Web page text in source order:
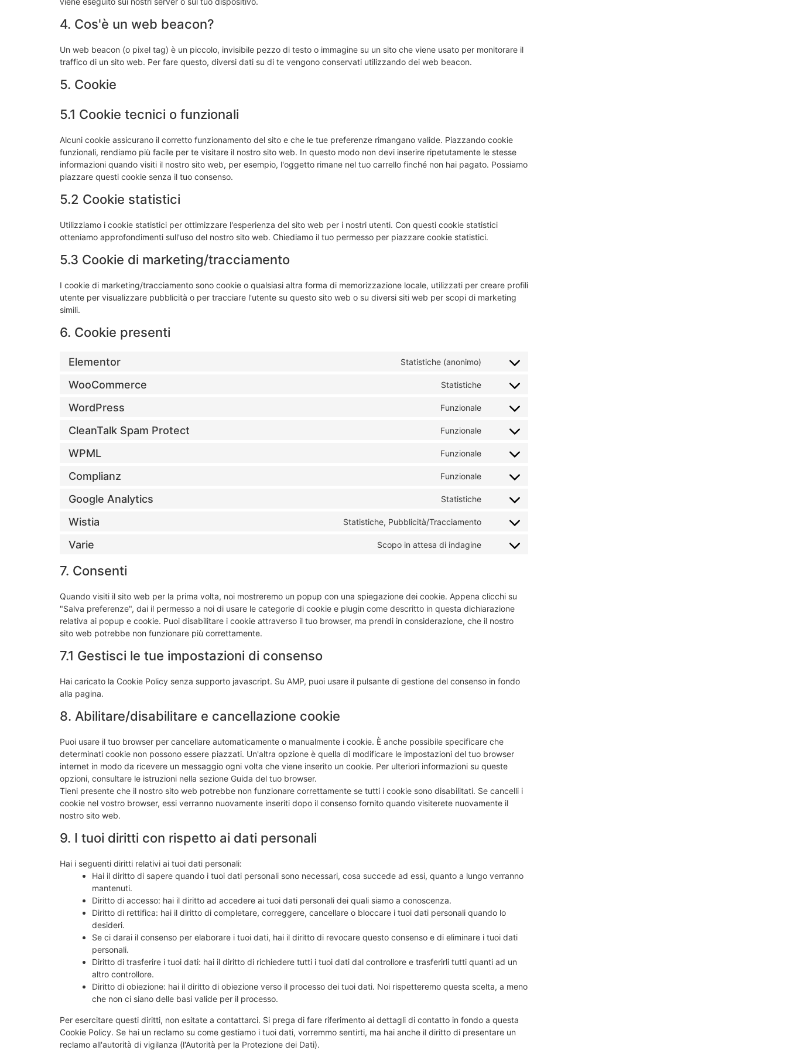
4. Cos'è un web beacon?
Un web beacon (o pixel tag) è un piccolo, invisibile pezzo di testo o immagine su un sito che viene usato per monitorare il
traffico di un sito web. Per fare questo, diversi dati su di te vengono conservati utilizzando dei web beacon.
5. Cookie
5.1 Cookie tecnici o funzionali
Alcuni cookie assicurano il corretto funzionamento del sito e che le tue preferenze rimangano valide. Piazzando cookie
funzionali, rendiamo più facile per te visitare il nostro sito web. In questo modo non devi inserire ripetutamente le stesse
informazioni quando visiti il nostro sito web, per esempio, l'oggetto rimane nel tuo carrello finché non hai pagato. Possiamo
piazzare questi cookie senza il tuo consenso.
5.2 Cookie statistici
Utilizziamo i cookie statistici per ottimizzare l'esperienza del sito web per i nostri utenti. Con questi cookie statistici
otteniamo approfondimenti sull'uso del nostro sito web. Chiediamo il tuo permesso per piazzare cookie statistici.
5.3 Cookie di marketing/tracciamento
I cookie di marketing/tracciamento sono cookie o qualsiasi altra forma di memorizzazione locale, utilizzati per creare profili
utente per visualizzare pubblicità o per tracciare l'utente su questo sito web o su diversi siti web per scopi di marketing
simili.
6. Cookie presenti
Elementor Statistiche (anonimo)
WooCommerce Statistiche
WordPress Funzionale
CleanTalk Spam Protect Funzionale
WPML Funzionale
Complianz Funzionale
Google Analytics Statistiche
Wistia Statistiche, Pubblicità/Tracciamento
Varie Scopo in attesa di indagine
7. Consenti
Quando visiti il sito web per la prima volta, noi mostreremo un popup con una spiegazione dei cookie. Appena clicchi su
"Salva preferenze", dai il permesso a noi di usare le categorie di cookie e plugin come descritto in questa dichiarazione
relativa ai popup e cookie. Puoi disabilitare i cookie attraverso il tuo browser, ma prendi in considerazione, che il nostro
sito web potrebbe non funzionare più correttamente.
7.1 Gestisci le tue impostazioni di consenso
Hai caricato la Cookie Policy senza supporto javascript. Su AMP, puoi usare il pulsante di gestione del consenso in fondo
alla pagina.
8. Abilitare/disabilitare e cancellazione cookie
Puoi usare il tuo browser per cancellare automaticamente o manualmente i cookie. È anche possibile specificare che
determinati cookie non possono essere piazzati. Un'altra opzione è quella di modificare le impostazioni del tuo browser
internet in modo da ricevere un messaggio ogni volta che viene inserito un cookie. Per ulteriori informazioni su queste
opzioni, consultare le istruzioni nella sezione Guida del tuo browser.
Tieni presente che il nostro sito web potrebbe non funzionare correttamente se tutti i cookie sono disabilitati. Se cancelli i
cookie nel vostro browser, essi verranno nuovamente inseriti dopo il consenso fornito quando visiterete nuovamente il
nostro sito web.
9. I tuoi diritti con rispetto ai dati personali
Hai i seguenti diritti relativi ai tuoi dati personali:
Hai il diritto di sapere quando i tuoi dati personali sono necessari, cosa succede ad essi, quanto a lungo verranno
mantenuti.
Diritto di accesso: hai il diritto ad accedere ai tuoi dati personali dei quali siamo a conoscenza.
Diritto di rettifica: hai il diritto di completare, correggere, cancellare o bloccare i tuoi dati personali quando lo
desideri.
Se ci darai il consenso per elaborare i tuoi dati, hai il diritto di revocare questo consenso e di eliminare i tuoi dati
personali.
Diritto di trasferire i tuoi dati: hai il diritto di richiedere tutti i tuoi dati dal controllore e trasferirli tutti quanti ad un
altro controllore.
Diritto di obiezione: hai il diritto di obiezione verso il processo dei tuoi dati. Noi rispetteremo questa scelta, a meno
che non ci siano delle basi valide per il processo.
Per esercitare questi diritti, non esitate a contattarci. Si prega di fare riferimento ai dettagli di contatto in fondo a questa
Cookie Policy. Se hai un reclamo su come gestiamo i tuoi dati, vorremmo sentirti, ma hai anche il diritto di presentare un
reclamo all'autorità di vigilanza (l'Autorità per la Protezione dei Dati).